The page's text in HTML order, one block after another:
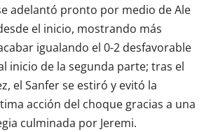
adelantó pronto por medio de Ale
el inicio, mostrando más
igualando el 0-2 desfavorable
inicio de la segunda parte; tras el
el Sanfer se estiró y evitó la
acción del choque gracias a una
culminada por Jeremi.